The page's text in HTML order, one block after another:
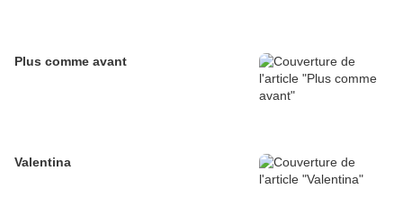
Plus comme avant
Valentina